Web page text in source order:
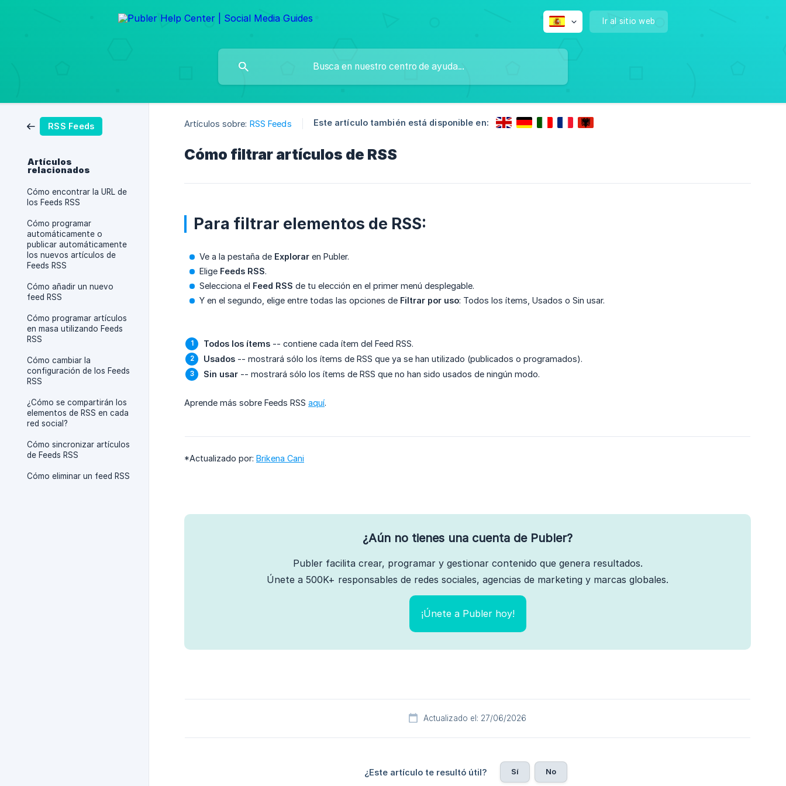
Ir al sitio web
RSS Feeds
Artículos
relacionados
Cómo encontrar la URL de
los Feeds RSS
Cómo programar
automáticamente o
publicar automáticamente
los nuevos artículos de
Feeds RSS
Cómo añadir un nuevo
feed RSS
Cómo programar artículos
en masa utilizando Feeds
RSS
Cómo cambiar la
configuración de los Feeds
RSS
¿Cómo se compartirán los
elementos de RSS en cada
red social?
Cómo sincronizar artículos
de Feeds RSS
Cómo eliminar un feed RSS
Artículos sobre: RSS Feeds Este artículo también está disponible en:
Cómo filtrar artículos de RSS
Para filtrar elementos de RSS:
Ve a la pestaña de Explorar en Publer.
Elige Feeds RSS.
Selecciona el Feed RSS de tu elección en el primer menú desplegable.
Y en el segundo, elige entre todas las opciones de Filtrar por uso: Todos los ítems, Usados o Sin usar.
Todos los ítems -- contiene cada ítem del Feed RSS.
Usados -- mostrará sólo los ítems de RSS que ya se han utilizado (publicados o programados).
Sin usar -- mostrará sólo los ítems de RSS que no han sido usados de ningún modo.
Aprende más sobre Feeds RSS aquí.
*Actualizado por: Brikena Cani
¿Aún no tienes una cuenta de Publer?
Publer facilita crear, programar y gestionar contenido que genera resultados.
Únete a 500K+ responsables de redes sociales, agencias de marketing y marcas globales.
¡Únete a Publer hoy!
Actualizado el: 27/06/2026
¿Este artículo te resultó útil? Sí No